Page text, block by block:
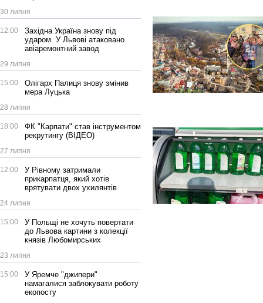
30 липня
12:00
Західна Україна знову під
ударом. У Львові атаковано
авіаремонтний завод
29 липня
15:00
Олігарх Палиця знову змінив
мера Луцька
28 липня
18:00
ФК "Карпати" став інструментом
рекрутингу (ВІДЕО)
27 липня
12:00
У Рівному затримали
прикарпатця, який хотів
врятувати двох ухилянтів
24 липня
15:00
У Польщі не хочуть повертати
до Львова картини з колекції
князів Любомирських
23 липня
15:00
У Яремче "джипери"
намагалися заблокувати роботу
екопосту